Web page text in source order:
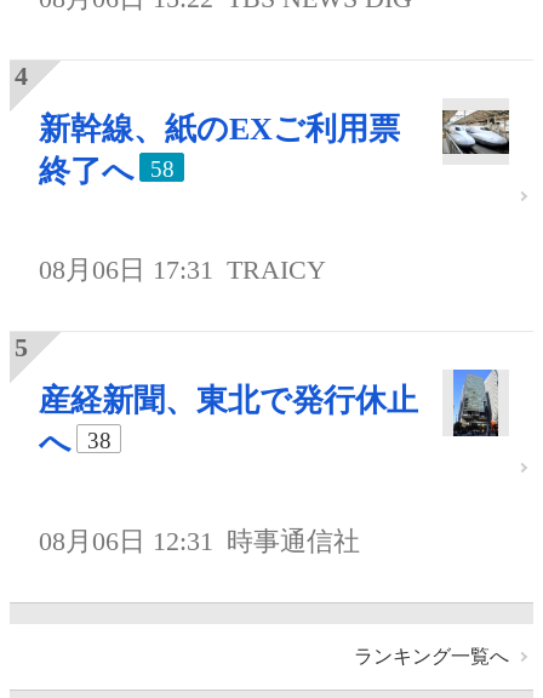
新幹線、紙のEXご利用票
終了へ
58
08月06日 17:31 TRAICY
産経新聞、東北で発行休止
へ
38
08月06日 12:31 時事通信社
ランキング一覧へ